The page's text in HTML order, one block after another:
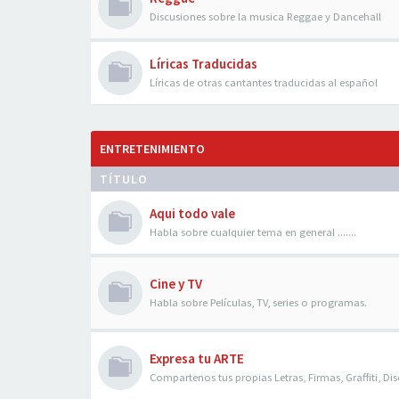
Discusiones sobre la musica Reggae y Dancehall
Líricas Traducidas
Líricas de otras cantantes traducidas al español
ENTRETENIMIENTO
TÍTULO
Aqui todo vale
Habla sobre cualquier tema en general .......
Cine y TV
Habla sobre Películas, TV, series o programas.
Expresa tu ARTE
Compartenos tus propias Letras, Firmas, Graffiti,